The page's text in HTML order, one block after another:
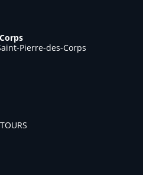
Pierre-des-Corps